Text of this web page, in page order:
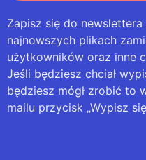
Zapisz się do
najnowszych plikach
użytkowników oraz inne
Jeśli będziesz chciał
będziesz mógł zrobić to
mailu przycisk „Wypisz